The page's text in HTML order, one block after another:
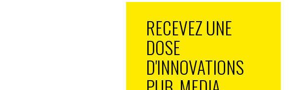
RECEVEZ UNE
DOSE
D'INNOVATIONS